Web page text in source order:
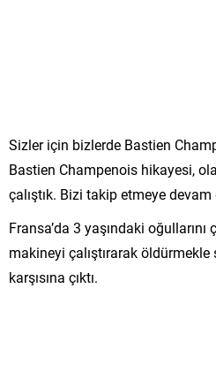
Sizler için bizlerde Bastien
Bastien Champenois hikayesi,
çalıştık. Bizi takip etmeye devam
Fransa’da 3 yaşındaki
makineyi çalıştırarak
karşısına çıktı.